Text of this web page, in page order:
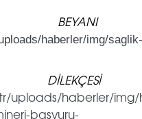
haberler/img/saglik-
uploads/haberler/
basvuru-